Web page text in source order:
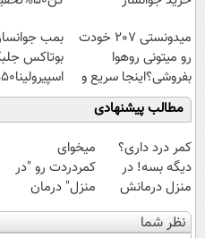
ویژه
میدونستی 207 خودت
رو میتونی روهوا
بفروشی؟اینجا سریع و
راحت بفروش
بمب
بوتاکس
اسپیرولینا50%تخفیف
مطالب پیشنهادی
کمر درد داری؟
دیگه بسه! در
منزل درمانش
کن
(◀پرسش‌نامه)
میخوای
کمردردت رو "در
منزل" درمان
کنی؟ (◂فیلم +
◂پرسش‌نامه)
نظر شما